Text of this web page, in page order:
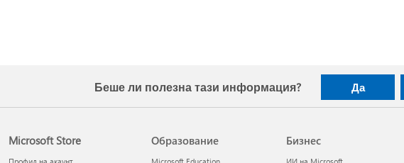
Беше ли полезна тази информация? Да
Microsoft Store Образование Бизнес